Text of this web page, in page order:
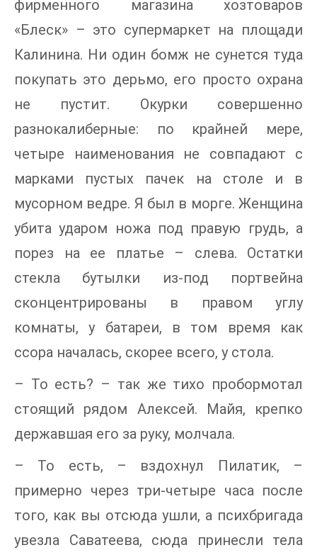
фирменного магазина хозтоваров
«Блеск» – это супермаркет на площади
Калинина. Ни один бомж не сунется туда
покупать это дерьмо, его просто охрана
не пустит. Окурки совершенно
разнокалиберные: по крайней мере,
четыре наименования не совпадают с
марками пустых пачек на столе и в
мусорном ведре. Я был в морге. Женщина
убита ударом ножа под правую грудь, а
порез на ее платье – слева. Остатки
стекла бутылки из-под портвейна
сконцентрированы в правом углу
комнаты, у батареи, в том время как
ссора началась, скорее всего, у стола.
– То есть? – так же тихо пробормотал
стоящий рядом Алексей. Майя, крепко
державшая его за руку, молчала.
– То есть, – вздохнул Пилатик, –
примерно через три-четыре часа после
того, как вы отсюда ушли, а психбригада
увезла Саватеева, сюда принесли тела